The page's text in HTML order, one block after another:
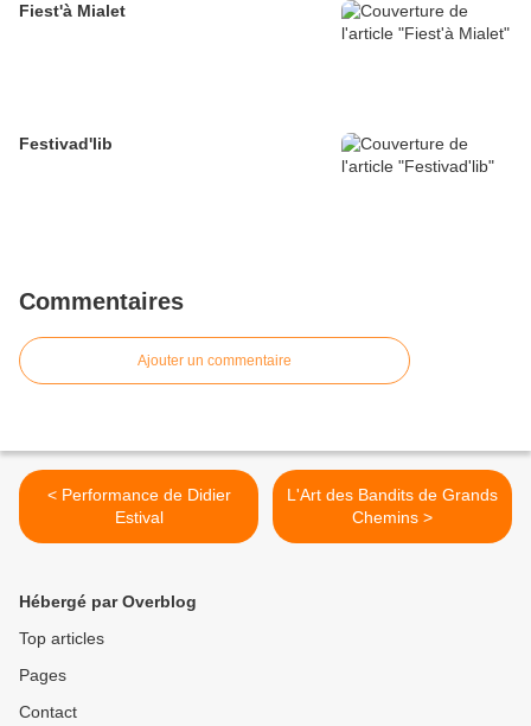
Fiest'à Mialet
Festivad'lib
Commentaires
Ajouter un commentaire
< Performance de Didier
Estival
L'Art des Bandits de Grands
Chemins >
Hébergé par Overblog
Top articles
Pages
Contact